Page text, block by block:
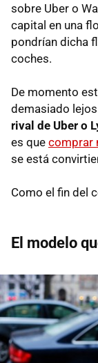
sobre Uber o
capital en una
pondrían dicha
coches.
De momento
demasiado
rival de Uber o
es que comprar
se está
Como el fin del
El modelo